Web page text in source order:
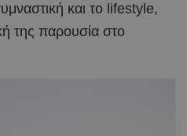
και το lifestyle,
της παρουσία στο